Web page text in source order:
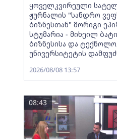
ყოველკვირეული
ჟურნალის "სანდრო
ბიზნესთან" მორიგი
სტუმარია - მიხეილ
ბიზნესისა და
უნივერსიტეტის
2026/08/08 13:57
08:43